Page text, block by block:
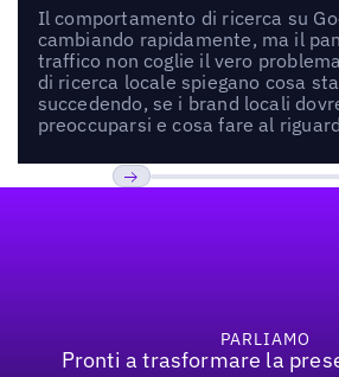
Il comportamento di ricerca su
cambiando rapidamente, ma il
traffico non coglie il vero
di ricerca locale spiegano cosa
succedendo, se i brand locali
preoccuparsi e cosa fare al
PARLIAMO
Pronti a trasformare la